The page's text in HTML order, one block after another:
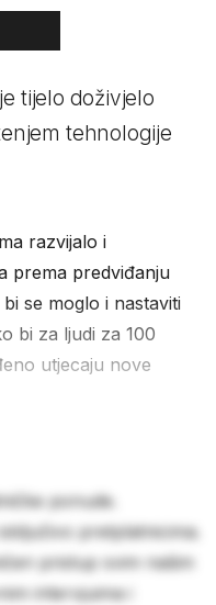
tijelo doživjelo
tehnologije
razvijalo i
prema predviđanju
se moglo i nastaviti
bi za ljudi za 100
utjecaju nove
ponude.
pretplatnicima.
pristup svim našim
intervjuima i